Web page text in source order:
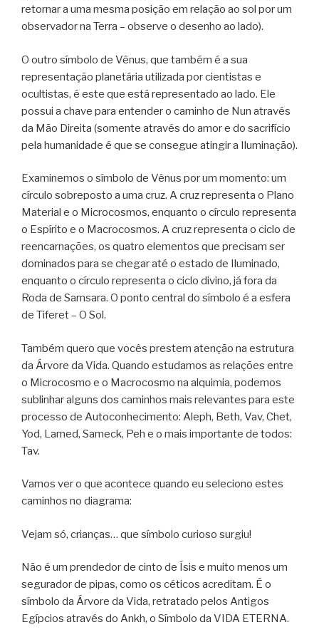
retornar a uma mesma posição em relação ao sol por um
observador na Terra – observe o desenho ao lado).
O outro símbolo de Vênus, que também é a sua
representação planetária utilizada por cientistas e
ocultistas, é este que está representado ao lado. Ele
possui a chave para entender o caminho de Nun através
da Mão Direita (somente através do amor e do sacrifício
pela humanidade é que se consegue atingir a Iluminação).
Examinemos o símbolo de Vênus por um momento: um
círculo sobreposto a uma cruz. A cruz representa o Plano
Material e o Microcosmos, enquanto o círculo representa
o Espírito e o Macrocosmos. A cruz representa o ciclo de
reencarnações, os quatro elementos que precisam ser
dominados para se chegar até o estado de Iluminado,
enquanto o círculo representa o ciclo divino, já fora da
Roda de Samsara. O ponto central do símbolo é a esfera
de Tiferet – O Sol.
Também quero que vocês prestem atenção na estrutura
da Árvore da Vida. Quando estudamos as relações entre
o Microcosmo e o Macrocosmo na alquimia, podemos
sublinhar alguns dos caminhos mais relevantes para este
processo de Autoconhecimento: Aleph, Beth, Vav, Chet,
Yod, Lamed, Sameck, Peh e o mais importante de todos:
Tav.
Vamos ver o que acontece quando eu seleciono estes
caminhos no diagrama:
Vejam só, crianças… que símbolo curioso surgiu!
Não é um prendedor de cinto de Ísis e muito menos um
segurador de pipas, como os céticos acreditam. É o
símbolo da Árvore da Vida, retratado pelos Antigos
Egípcios através do Ankh, o Símbolo da VIDA ETERNA.